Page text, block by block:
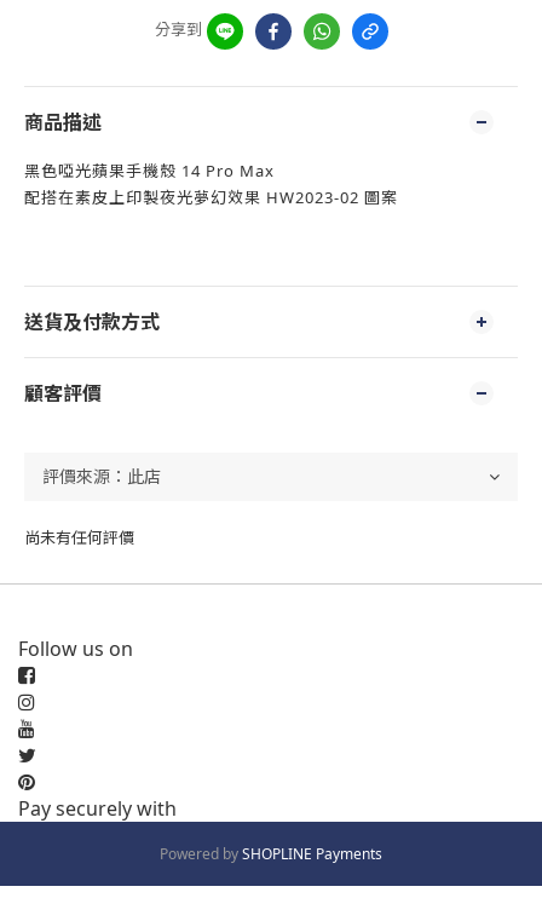
分享到
商品描述
黑色啞光蘋果手機殼 14 Pro Max
配搭在素皮上印製夜光夢幻效果 HW2023-02 圖案
送貨及付款方式
顧客評價
尚未有任何評價
Follow us on
Pay securely with
Powered bySHOPLINE Payments